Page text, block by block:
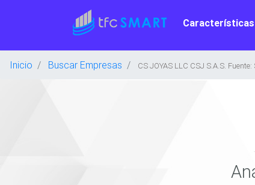
Características
Inicio Buscar Empresas CS JOYAS LLC CSJ S.A.S. Fuente: